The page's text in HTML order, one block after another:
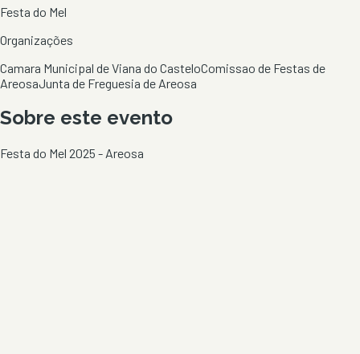
Festa do Mel
Organizações
Camara Municipal de Viana do CasteloComissao de Festas de
AreosaJunta de Freguesia de Areosa
Sobre este evento
Festa do Mel 2025 - Areosa